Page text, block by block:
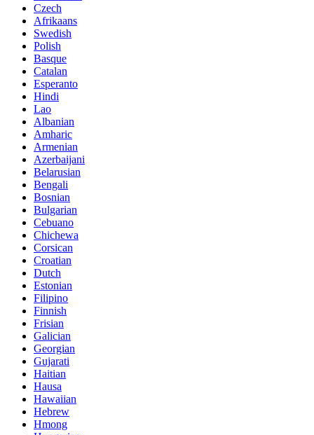
Czech
Afrikaans
Swedish
Polish
Basque
Catalan
Esperanto
Hindi
Lao
Albanian
Amharic
Armenian
Azerbaijani
Belarusian
Bengali
Bosnian
Bulgarian
Cebuano
Chichewa
Corsican
Croatian
Dutch
Estonian
Filipino
Finnish
Frisian
Galician
Georgian
Gujarati
Haitian
Hausa
Hawaiian
Hebrew
Hmong